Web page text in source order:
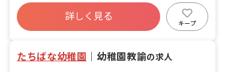
年間休日120日以上
寮・住宅・家賃補助あり
社会保険完備
車通勤可
詳しく見る
キープ
たちばな幼稚園 ｜幼稚園教諭の求人